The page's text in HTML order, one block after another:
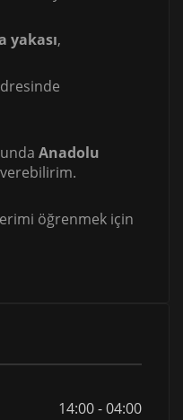
yakası,
Anadolu
öğrenmek için
14:00 - 04:00